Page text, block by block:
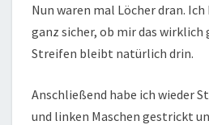
Nun waren mal Löcher dran.
ganz sicher, ob mir das
Streifen bleibt natürlich drin.
Anschließend habe ich wieder
und linken Maschen gestrickt